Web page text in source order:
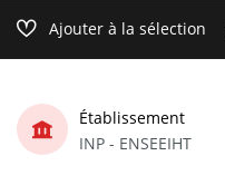
Ajouter à la sélection
Établissement
INP - ENSEEIHT